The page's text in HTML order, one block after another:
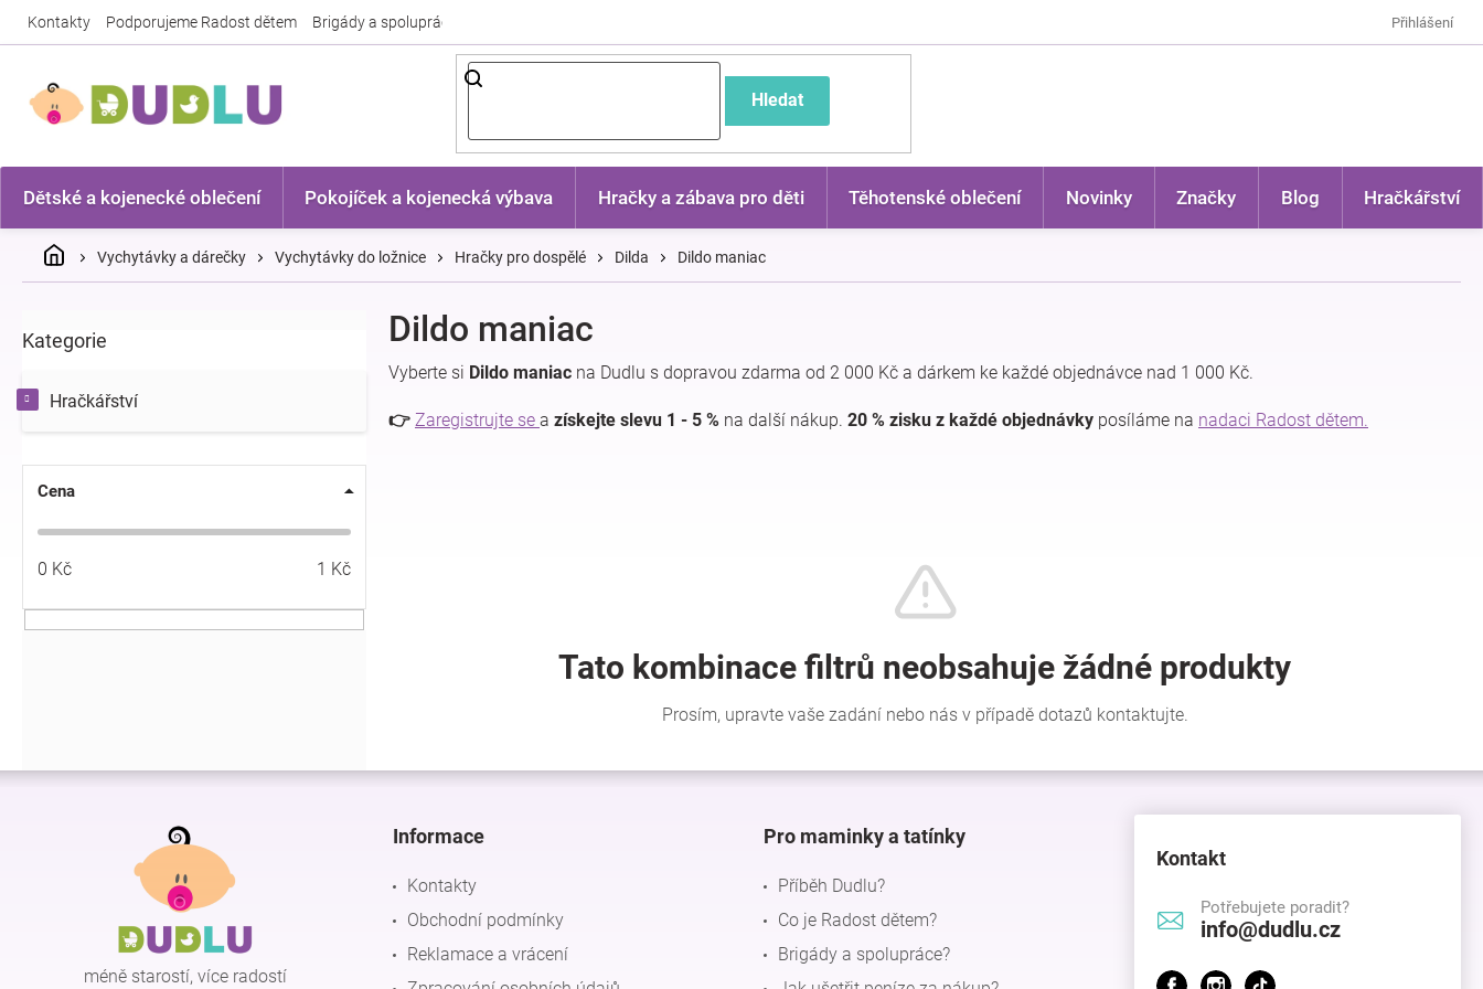
Kontakty Podporujeme Radost dětem Brigády a spolupráce Přihlášení
Hledat
Dětské a kojenecké oblečení Pokojíček a kojenecká výbava Hračky a zábava pro děti Těhotenské oblečení Novinky Značky Blog Hračkářství
DomůVychytávky a dárečky Vychytávky do ložnice Hračky pro dospělé Dilda Dildo maniac
o
t
r
n
e
l
Přeskočit
Kategorie
Hračkářství
Cena
0 Kč 1 Kč
Dildo maniac
Vyberte si Dildo maniac na Dudlu s dopravou zdarma od 2 000 Kč a dárkem ke každé objednávce nad 1 000 Kč.
👉 Zaregistrujte se a získejte slevu 1 - 5 % na další nákup. 20 % zisku z každé objednávky posíláme na nadaci Radost dětem.
Z
méně starostí, více radostí
Informace
Kontakty
Obchodní podmínky
Reklamace a vrácení
Pro maminky a tatínky
Příběh Dudlu?
Co je Radost dětem?
Brigády a spolupráce?
Kontakt
Potřebujete poradit?
info@dudlu.cz